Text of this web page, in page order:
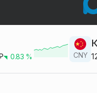
0.83 % CNY